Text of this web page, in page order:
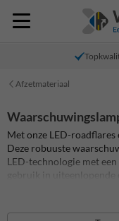
Afzetmateriaal
Met onze LED-
Deze robuuste
LED-technologie met
gebruik in
markeren, pech hebt
hebt, deze lampen
Leverbaar in opvallend